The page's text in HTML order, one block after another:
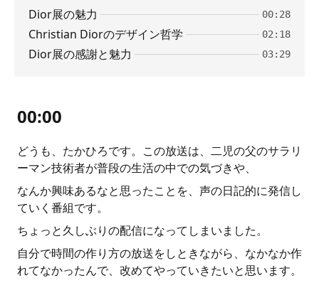
Dior展の魅力 00:28
Christian Diorのデザイン哲学 02:18
Dior展の感謝と魅力 03:29
00:00
どうも、たかひろです。この放送は、二児の父のサラリ
ーマン技術者が普段の生活の中での気づきや、
なんか興味あるなと思ったことを、声の日記的に発信し
ていく番組です。
ちょっと久しぶりの配信になってしまいました。
自分で時間の作り方の放送をしときながら、なかなか作
れてなかったんで、改めてやっていきたいと思います。